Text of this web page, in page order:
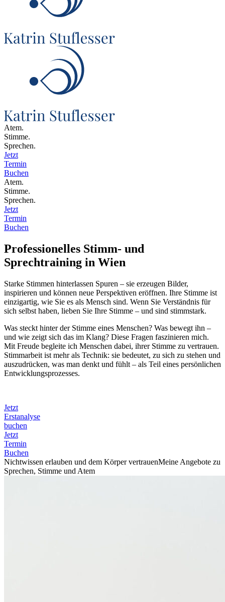
Atem.
Stimme.
Sprechen.
Jetzt
Termin
Buchen
Atem.
Stimme.
Sprechen.
Jetzt
Termin
Buchen
Professionelles Stimm- und
Sprechtraining in Wien
Starke Stimmen hinterlassen Spuren – sie erzeugen Bilder,
inspirieren und können neue Perspektiven eröffnen. Ihre Stimme ist
einzigartig, wie Sie es als Mensch sind. Wenn Sie Verständnis für
sich selbst haben, lieben Sie Ihre Stimme – und sind stimmstark.
Was steckt hinter der Stimme eines Menschen? Was bewegt ihn –
und wie zeigt sich das im Klang? Diese Fragen faszinieren mich.
Mit Freude begleite ich Menschen dabei, ihrer Stimme zu vertrauen.
Stimmarbeit ist mehr als Technik: sie bedeutet, zu sich zu stehen und
auszudrücken, was man denkt und fühlt – als Teil eines persönlichen
Entwicklungsprozesses.
Jetzt
Erstanalyse
buchen
Jetzt
Termin
Buchen
Nichtwissen erlauben und dem Körper vertrauenMeine Angebote zu
Sprechen, Stimme und Atem